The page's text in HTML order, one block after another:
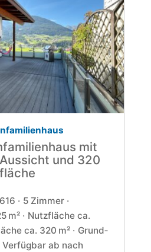
mit
und 320
5 Zimmer
m²
Nutzfläche ca.
ca. 320 m²
Grund­
Verfügbar ab nach